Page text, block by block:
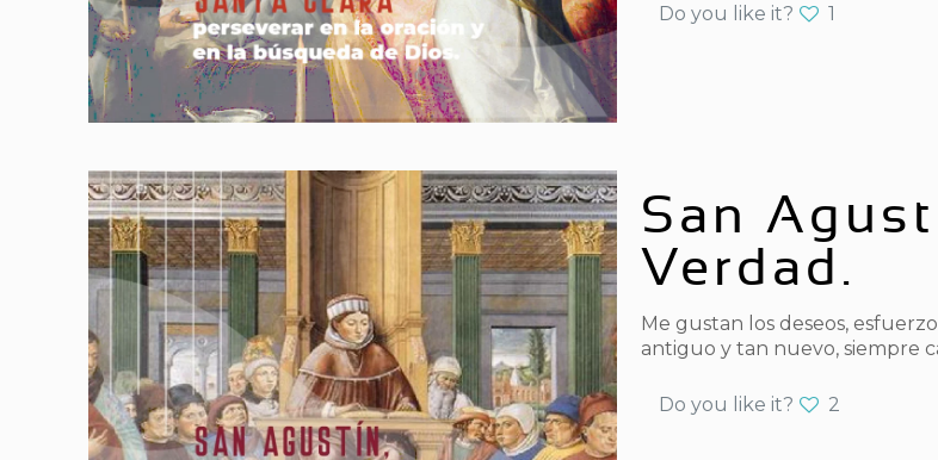
Do you like it? 1
San
Verdad.
Me gustan los deseos,
antiguo y tan nuevo, siempre
Do you like it? 2